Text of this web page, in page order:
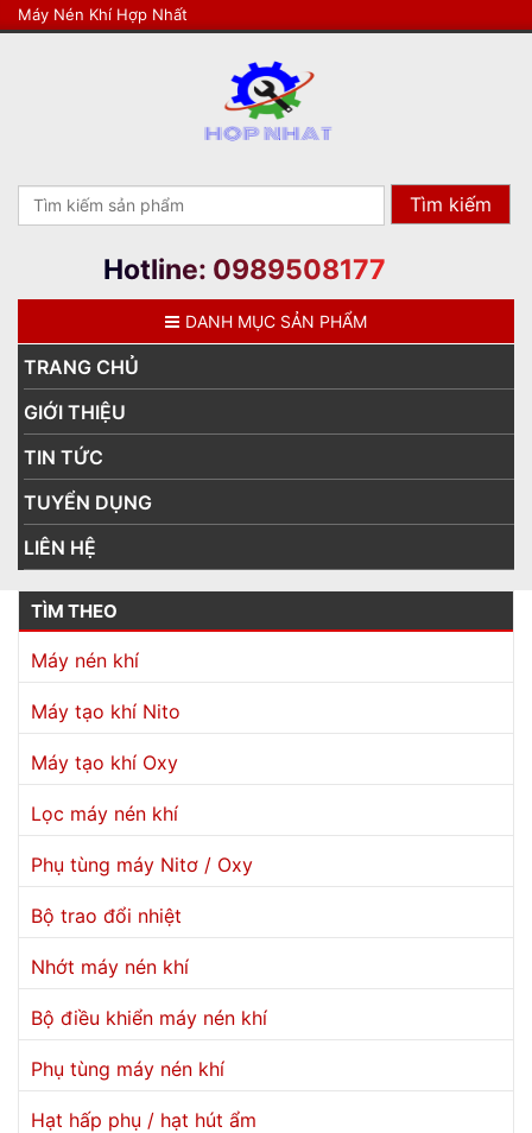
Máy Nén Khí Hợp Nhất
Search
for:
Hotline: 0989508177
DANH MỤC SẢN PHẨM
TRANG CHỦ
GIỚI THIỆU
TIN TỨC
TUYỂN DỤNG
LIÊN HỆ
TÌM THEO
Máy nén khí
Máy tạo khí Nito
Máy tạo khí Oxy
Lọc máy nén khí
Phụ tùng máy Nitơ / Oxy
Bộ trao đổi nhiệt
Nhớt máy nén khí
Bộ điều khiển máy nén khí
Phụ tùng máy nén khí
Hạt hấp phụ / hạt hút ẩm